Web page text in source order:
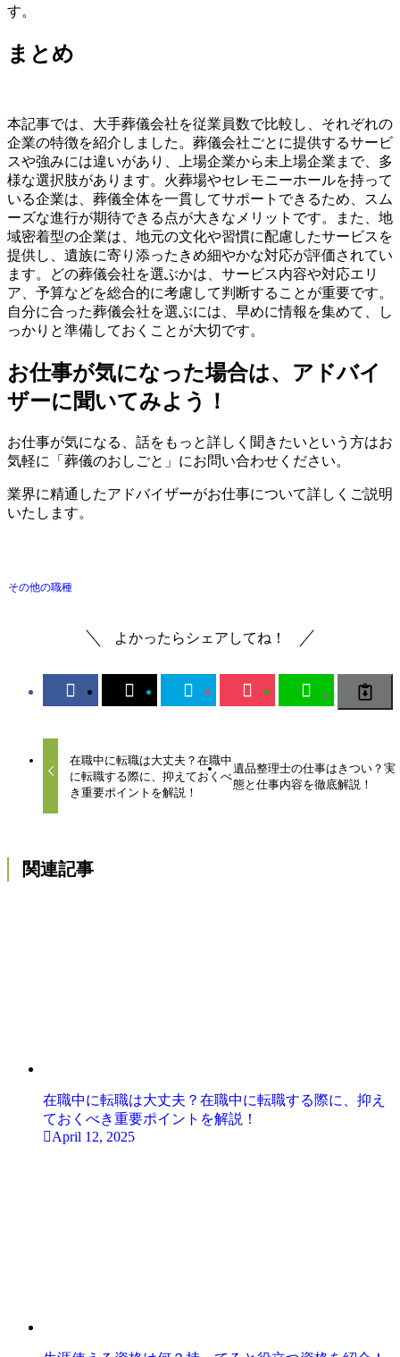
す。
まとめ
本記事では、大手葬儀会社を従業員数で比較し、それぞれの
企業の特徴を紹介しました。葬儀会社ごとに提供するサービ
スや強みには違いがあり、上場企業から未上場企業まで、多
様な選択肢があります。火葬場やセレモニーホールを持って
いる企業は、葬儀全体を一貫してサポートできるため、スム
ーズな進行が期待できる点が大きなメリットです。また、地
域密着型の企業は、地元の文化や習慣に配慮したサービスを
提供し、遺族に寄り添ったきめ細やかな対応が評価されてい
ます。どの葬儀会社を選ぶかは、サービス内容や対応エリ
ア、予算などを総合的に考慮して判断することが重要です。
自分に合った葬儀会社を選ぶには、早めに情報を集めて、し
っかりと準備しておくことが大切です。
お仕事が気になった場合は、アドバイ
ザーに聞いてみよう！
お仕事が気になる、話をもっと詳しく聞きたいという方はお
気軽に「葬儀のおしごと」にお問い合わせください。
業界に精通したアドバイザーがお仕事について詳しくご説明
いたします。
その他の職種
よかったらシェアしてね！
在職中に転職は大丈夫？在職中
に転職する際に、抑えておくべ
き重要ポイントを解説！
遺品整理士の仕事はきつい？実
態と仕事内容を徹底解説！
関連記事
在職中に転職は大丈夫？在職中に転職する際に、抑え
ておくべき重要ポイントを解説！
April 12, 2025